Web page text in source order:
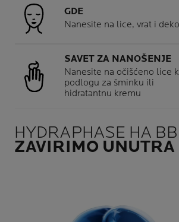
GDE
Nanesite na lice, vrat i
SAVET ZA NANOŠENJE
Nanesite na očišćeno lice
podlogu za šminku ili
hidratantnu kremu
HYDRAPHASE HA
ZAVIRIMO UNUTRA